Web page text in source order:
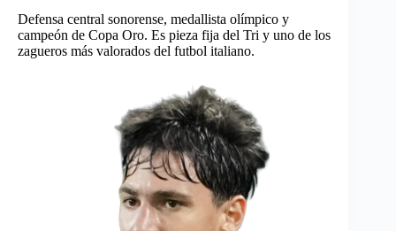
Defensa central sonorense, medallista olímpico y
campeón de Copa Oro. Es pieza fija del Tri y uno de los
zagueros más valorados del futbol italiano.